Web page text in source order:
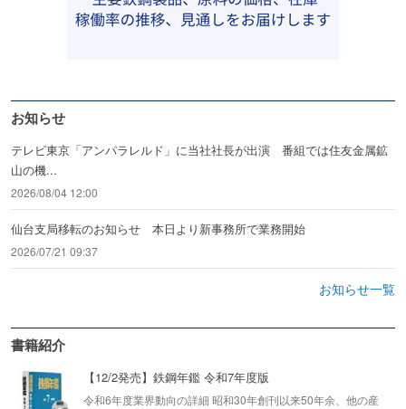
お知らせ
テレビ東京「アンパラレルド」に当社社長が出演 番組では住友金属鉱
山の機...
2026/08/04 12:00
仙台支局移転のお知らせ 本日より新事務所で業務開始
2026/07/21 09:37
お知らせ一覧
書籍紹介
【12/2発売】鉄鋼年鑑 令和7年度版
令和6年度業界動向の詳細 昭和30年創刊以来50年余、他の産